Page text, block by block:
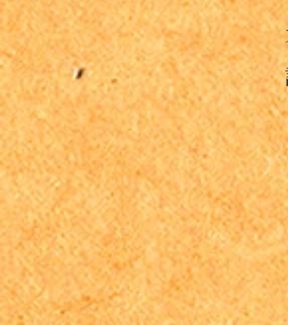
大体
詳し
ご確